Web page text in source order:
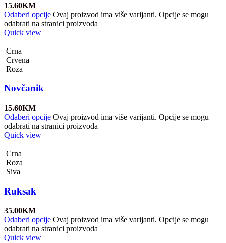
15.60KM
Odaberi opcije Ovaj proizvod ima više varijanti. Opcije se mogu
odabrati na stranici proizvoda
Quick view
Crna
Crvena
Roza
Novčanik
15.60KM
Odaberi opcije Ovaj proizvod ima više varijanti. Opcije se mogu
odabrati na stranici proizvoda
Quick view
Crna
Roza
Siva
Ruksak
35.00KM
Odaberi opcije Ovaj proizvod ima više varijanti. Opcije se mogu
odabrati na stranici proizvoda
Quick view